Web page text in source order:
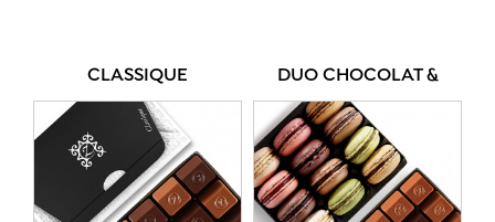
CLASSIQUE DUO CHOCOLAT &